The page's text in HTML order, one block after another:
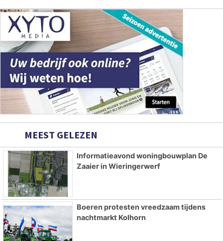
MEEST GELEZEN
Informatieavond woningbouwplan De
Zaaier in Wieringerwerf
Boeren protesten vreedzaam tijdens
nachtmarkt Kolhorn